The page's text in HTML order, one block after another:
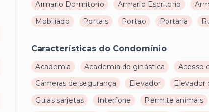
Armario Dormitorio
Armario Escritorio
Mobiliado
Portais Portao Portaria
Características do Condomínio
Academia Academia de ginástica Acesso
Câmeras de segurança
Elevador Elevador
Guias sarjetas
Interfone Permite animais